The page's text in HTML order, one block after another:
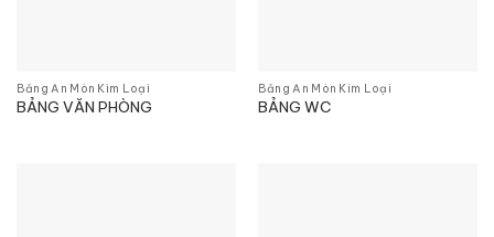
Bảng Ăn Mòn Kim Loại
BẢNG VĂN PHÒNG
Bảng Ăn Mòn Kim Loại
BẢNG WC